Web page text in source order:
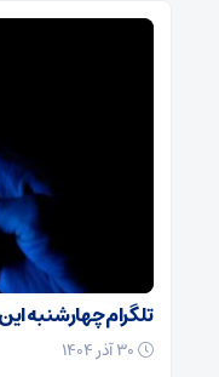
تلگرام چهارشنبه